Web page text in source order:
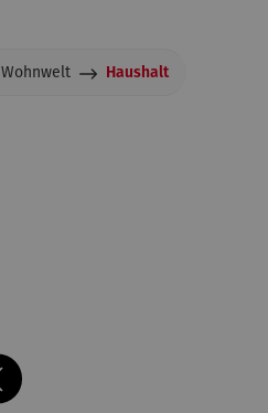
Wohnwelt Haushalt